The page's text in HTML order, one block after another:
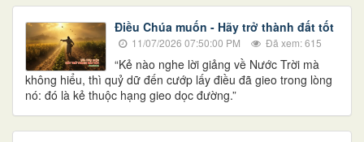
Điều Chúa muốn - Hãy trở thành đất tốt
11/07/2026 07:50:00 PM Đã xem: 615
“Kẻ nào nghe lời giảng về Nước Trời mà
không hiểu, thì quỷ dữ đến cướp lấy điều đã gieo trong lòng
nó: đó là kẻ thuộc hạng gieo dọc đường.”